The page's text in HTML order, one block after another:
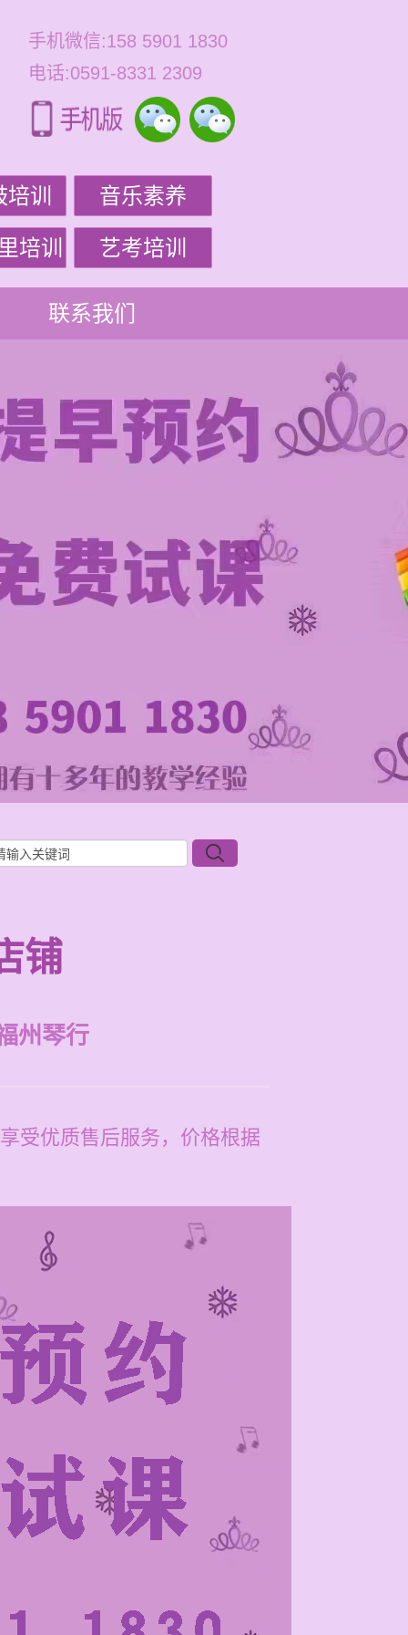
手机微信:158 5901 1830
电话:0591-8331 2309
训 音乐素养
培训 艺考培训
联系我们
铺
州琴行
受优质售后服务，价格根据